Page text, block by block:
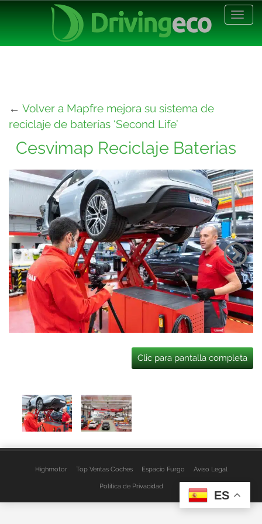
← Volver a Mapfre mejora su sistema de
reciclaje de baterías ‘Second Life’
Cesvimap Reciclaje Baterias
Clic para pantalla completa
Highmotor Top Ventas Coches Espacio Furgo Aviso Legal
Política de Privacidad
ES